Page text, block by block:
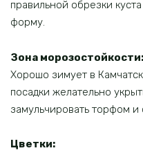
правильной обрезки
форму.
Зона морозостойкости:
Хорошо зимует в
посадки желательно
замульчировать торфом и
Цветки: